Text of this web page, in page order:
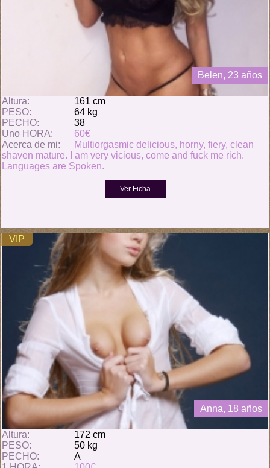
Belen, 23 años
Altura:
161 cm
PESO:
64 kg
PECHO:
38
Uno HORA:
60€
Acerca de mi:
Multiorgasmic delicious, horny, fiery, clean
shaven mature. I am very vicious, come and fuck me rich.
Languages ​​are Spoken.
VIP
Anna, 18 años
Altura:
172 cm
PESO:
50 kg
PECHO:
A